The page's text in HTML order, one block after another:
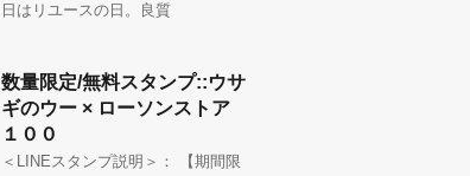
日はリユースの日。良質
数量限定/無料スタンプ::ウサ
ギのウー × ローソンストア
１００
＜LINEスタンプ説明＞： 【期間限